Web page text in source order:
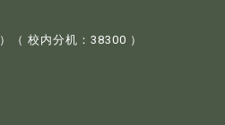
）（ 校内分机：38300 ）